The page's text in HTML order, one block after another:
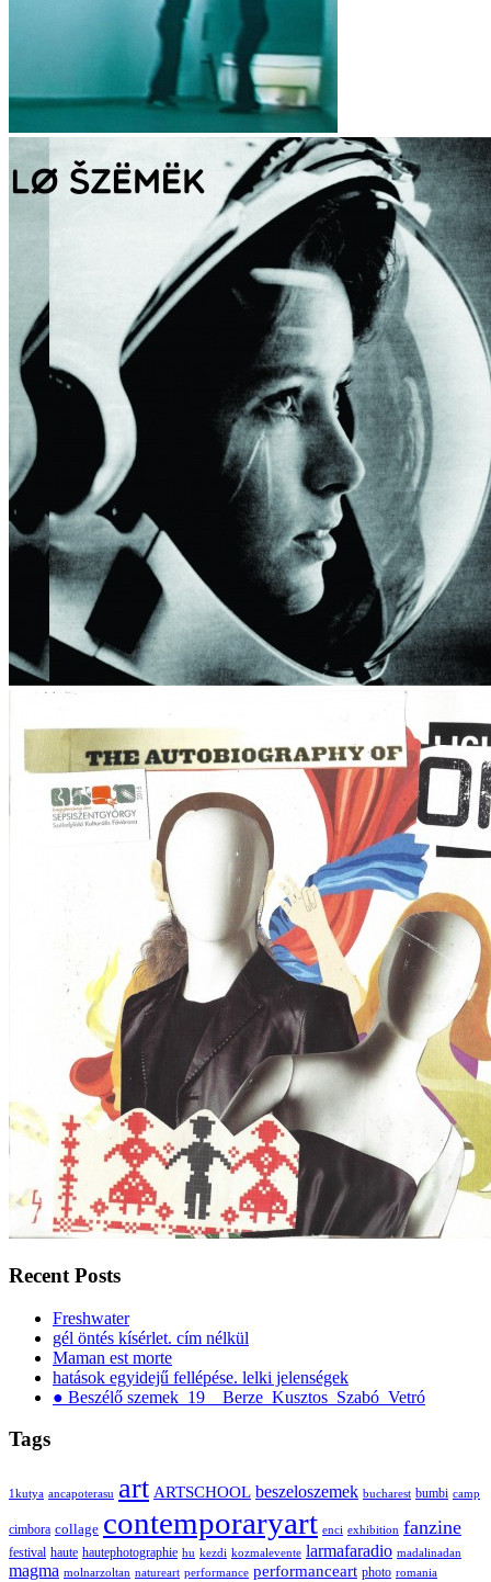
Recent Posts
Freshwater
gél öntés kísérlet. cím nélkül
Maman est morte
hatások egyidejű fellépése. lelki jelenségek
● Beszélő szemek_19__Berze_Kusztos_Szabó_Vetró
Tags
1kutya ancapoterasu art ARTSCHOOL beszeloszemek bucharest bumbi camp
cimbora collage contemporaryart enci exhibition fanzine
festival haute hautephotographie hu kezdi kozmalevente larmafaradio madalinadan
magma molnarzoltan natureart performance performanceart photo romania